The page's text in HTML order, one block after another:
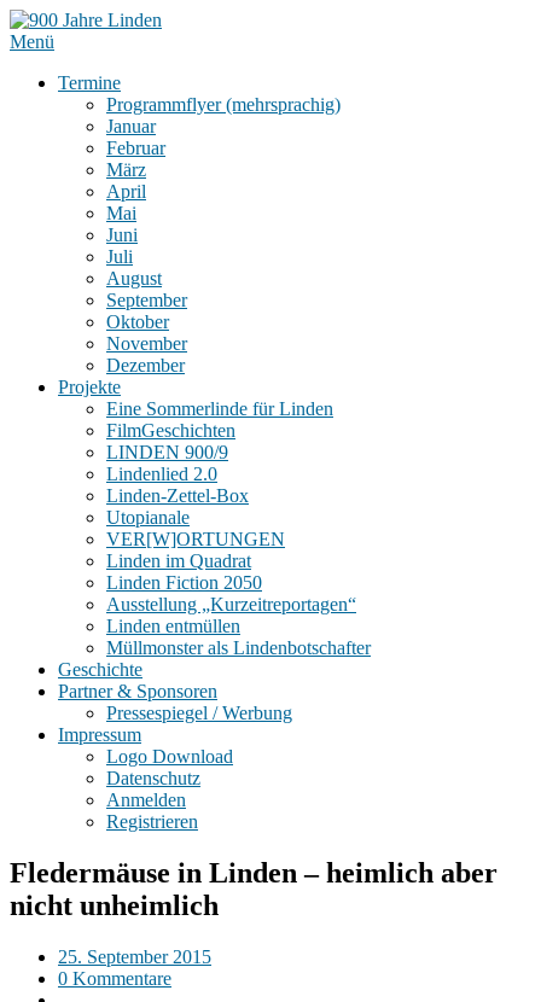
Menü
Termine
Programmflyer (mehrsprachig)
Januar
Februar
März
April
Mai
Juni
Juli
August
September
Oktober
November
Dezember
Projekte
Eine Sommerlinde für Linden
FilmGeschichten
LINDEN 900/9
Lindenlied 2.0
Linden-Zettel-Box
Utopianale
VER[W]ORTUNGEN
Linden im Quadrat
Linden Fiction 2050
Ausstellung „Kurzeitreportagen“
Linden entmüllen
Müllmonster als Lindenbotschafter
Geschichte
Partner & Sponsoren
Pressespiegel / Werbung
Impressum
Logo Download
Datenschutz
Anmelden
Registrieren
Fledermäuse in Linden – heimlich aber
nicht unheimlich
25. September 2015
0 Kommentare